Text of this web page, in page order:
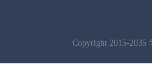
Copyright 2015-